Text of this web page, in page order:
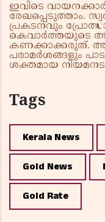
ഇവിടെ
രേഖപ്പെടുത്താം.
പ്രകടനവും
കെവാർത്തയുടെ
കണക്കാക്കരുത്.
പരാമർശങ്ങളും
ശക്തമായ
Tags
Kerala News
Gold News
Gold Rate